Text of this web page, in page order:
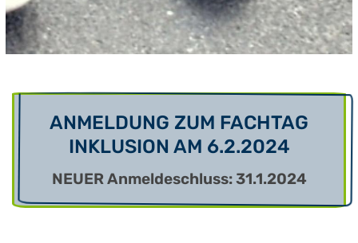
ANMELDUNG ZUM FACHTAG
INKLUSION AM 6.2.2024
NEUER Anmeldeschluss: 31.1.2024